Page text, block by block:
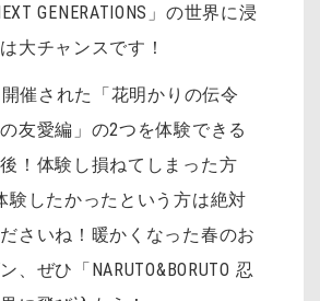
GENERATIONS」の世界に浸
大チャンスです！
催された「花明かりの伝令
友愛編」の2つを体験できる
！体験し損ねてしまった方
験したかったという方は絶対
さいね！暖かくなった春のお
、ぜひ「NARUTO&BORUTO 忍